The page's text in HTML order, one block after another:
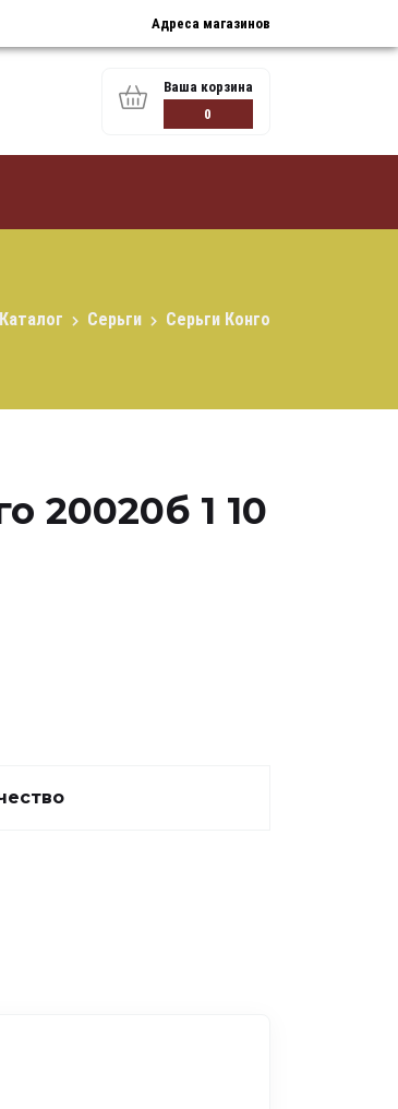
Адреса магазинов
Ваша корзина
0
Каталог Серьги Серьги Конго
20020б 1 10